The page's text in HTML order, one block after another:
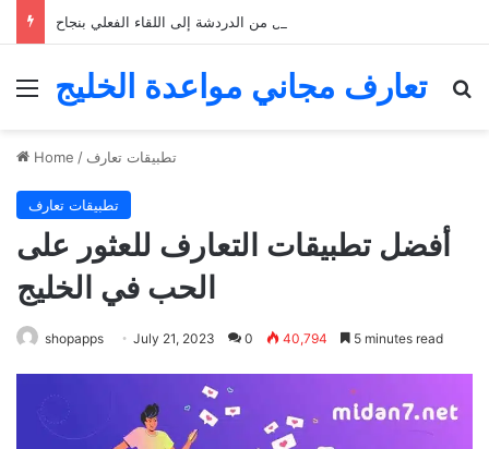
Menu
تعارف مجاني مواعدة الخليج
Home / تطبيقات تعارف
تطبيقات تعارف
أفضل تطبيقات التعارف للعثور على
الحب في الخليج
shopapps July 21, 2023 0 40,794 5 minutes read